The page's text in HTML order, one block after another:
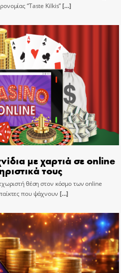
“Taste Kilkis”[…]
με χαρτιά σε online
τους
θέση στον κόσμο των online
που ψάχνουν […]